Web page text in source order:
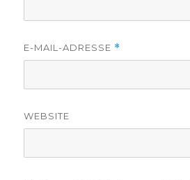
E-MAIL-ADRESSE *
WEBSITE